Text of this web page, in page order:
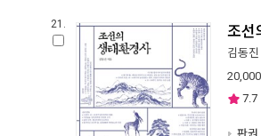
21. 조선
김동진
20,000
7.7